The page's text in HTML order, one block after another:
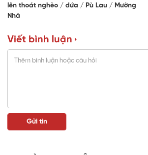
lên thoát nghèo
dứa Pù Lau
Mường
Nhà
Viết bình luận